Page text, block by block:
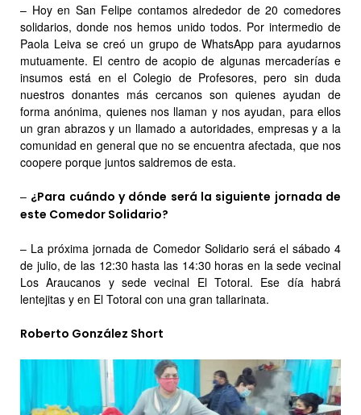
– Hoy en San Felipe contamos alrededor de 20 comedores
solidarios, donde nos hemos unido todos. Por intermedio de
Paola Leiva se creó un grupo de WhatsApp para ayudarnos
mutuamente. El centro de acopio de algunas mercaderías e
insumos está en el Colegio de Profesores, pero sin duda
nuestros donantes más cercanos son quienes ayudan de
forma anónima, quienes nos llaman y nos ayudan, para ellos
un gran abrazos y un llamado a autoridades, empresas y a la
comunidad en general que no se encuentra afectada, que nos
coopere porque juntos saldremos de esta.
– ¿Para cuándo y dónde será la siguiente jornada de
este Comedor Solidario?
– La próxima jornada de Comedor Solidario será el sábado 4
de julio, de las 12:30 hasta las 14:30 horas en la sede vecinal
Los Araucanos y sede vecinal El Totoral. Ese día habrá
lentejitas y en El Totoral con una gran tallarinata.
Roberto González Short